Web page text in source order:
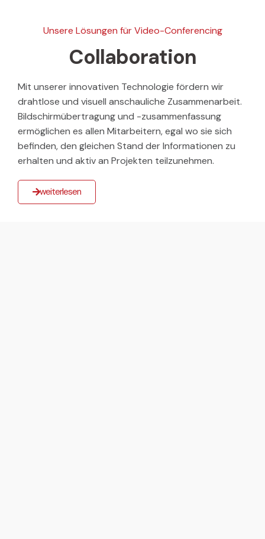
Unsere Lösungen für Video-Conferencing
Collaboration
Mit unserer innovativen Technologie fördern wir
drahtlose und visuell anschauliche Zusammenarbeit.
Bildschirmübertragung und -zusammenfassung
ermöglichen es allen Mitarbeitern, egal wo sie sich
befinden, den gleichen Stand der Informationen zu
erhalten und aktiv an Projekten teilzunehmen.
weiterlesen